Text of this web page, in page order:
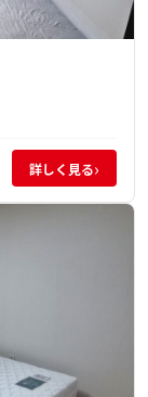
詳しく見る›